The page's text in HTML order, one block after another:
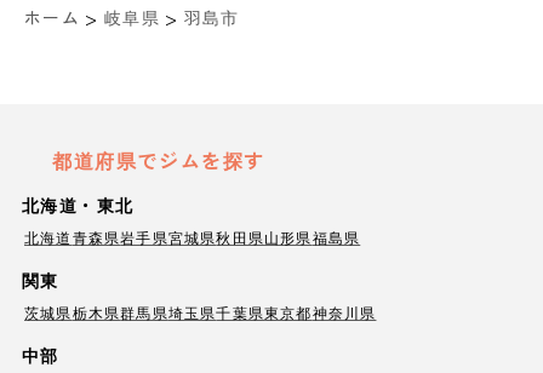
ホーム > 岐阜県 > 羽島市
都道府県でジムを探す
北海道・東北
北海道青森県岩手県宮城県秋田県山形県福島県
関東
茨城県栃木県群馬県埼玉県千葉県東京都神奈川県
中部